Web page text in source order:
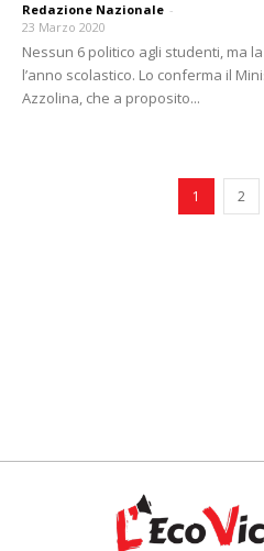
Redazione Nazionale -
23 Marzo 2020
Nessun 6 politico agli studenti, ma
l’anno scolastico. Lo conferma il
Azzolina, che a proposito...
1 2